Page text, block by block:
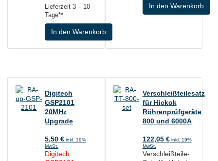
Lieferzeit 3 – 10
Tage**
In den Warenkorb
In den Warenkorb
Digitech
GSP2101
20MHz
Upgrade
5,50 € inkl. 19%
MwSt.
Digitech
Verschleißteilesatz
für Hickok
Röhrenprüfgeräte
800 und 6000A
122,05 € inkl. 19%
MwSt.
Verschleißteile-